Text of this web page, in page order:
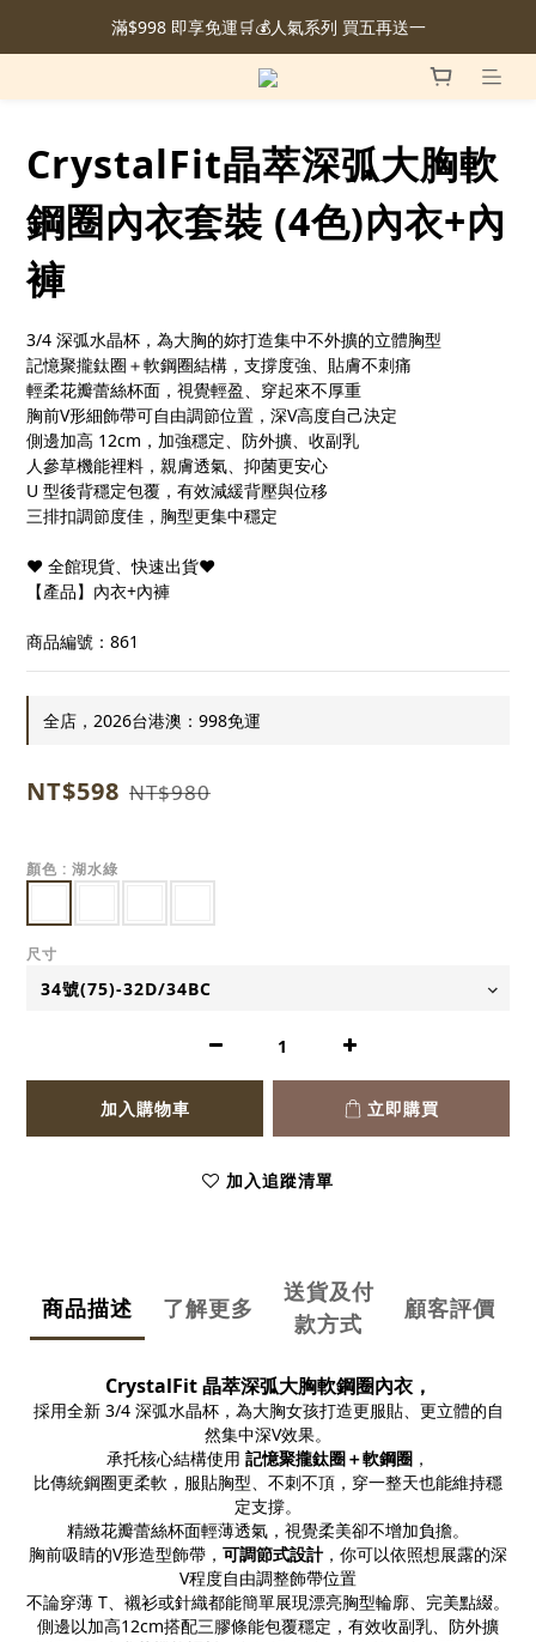
滿$998 即享免運🛒💰人氣系列 買五再送一
CrystalFit晶萃深弧大胸軟
鋼圈內衣套裝 (4色)內衣+內
褲
3/4 深弧水晶杯，為大胸的妳打造集中不外擴的立體胸型
記憶聚攏鈦圈＋軟鋼圈結構，支撐度強、貼膚不刺痛
輕柔花瓣蕾絲杯面，視覺輕盈、穿起來不厚重
胸前V形細飾帶可自由調節位置，深V高度自己決定
側邊加高 12cm，加強穩定、防外擴、收副乳
人參草機能裡料，親膚透氣、抑菌更安心
U 型後背穩定包覆，有效減緩背壓與位移
三排扣調節度佳，胸型更集中穩定
❤ 全館現貨、快速出貨❤
【產品】內衣+內褲
商品編號：861
全店，2026台港澳：998免運
NT$598 NT$980
顏色 : 湖水綠
尺寸
加入購物車 立即購買
加入追蹤清單
商品描述 了解更多
送貨及付
款方式
顧客評價
CrystalFit 晶萃深弧大胸軟鋼圈內衣，
採用全新 3/4 深弧水晶杯，為大胸女孩打造更服貼、更立體的自
然集中深V效果。
承托核心結構使用 記憶聚攏鈦圈＋軟鋼圈 ，
比傳統鋼圈更柔軟，服貼胸型、不刺不頂，穿一整天也能維持穩
定支撐。
精緻花瓣蕾絲杯面輕薄透氣，視覺柔美卻不增加負擔。
胸前吸睛的V形造型飾帶， 可調節式設計，你可以依照想展露的深
V程度自由調整飾帶位置
不論穿薄 T、襯衫或針織都能簡單展現漂亮胸型輪廓、完美點綴。
側邊以加高12cm搭配三膠條能包覆穩定，有效收副乳、防外擴